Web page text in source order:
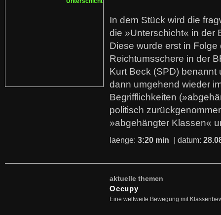
In dem Stück wird die
die »Unterschicht« in der
Diese wurde erst in
Reichtumsschere in der
Kurt Beck (SPD)
dann umgehend wieder
Begrifflichkeiten
politisch
»abgehängter Klassen«
laenge: 3:20 min | datum:
aktuelle themen
Occupy
Eine weltweite Bewegung mit